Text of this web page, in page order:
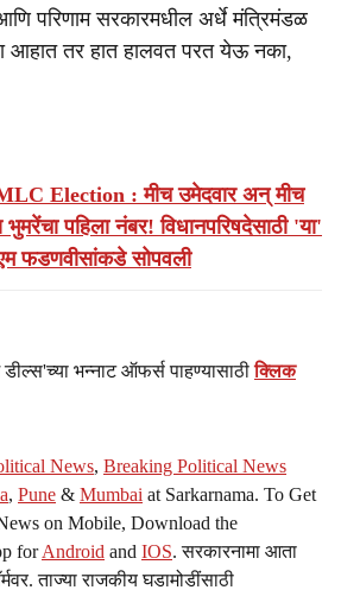
परिणाम सरकारमधील अर्धे मंत्रिमंडळ
आहात तर हात हालवत परत येऊ नका,
Election : मीच उमेदवार अन् मीच
भुमरेंचा पहिला नंबर! विधानपरिषदेसाठी 'या'
फडणवीसांकडे सोपवली
भन्नाट ऑफर्स पाहण्यासाठीक्लिक
News, Breaking Political News
, Pune & Mumbai at Sarkarnama. To Get
on Mobile, Download the
forAndroid and IOS. सरकारनामा आता
ताज्या राजकीय घडामोडींसाठी